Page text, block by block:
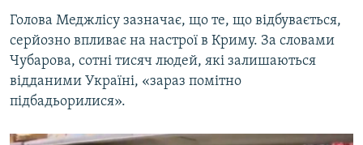
Голова Меджлісу зазначає, що те, що відбувається,
серйозно впливає на настрої в Криму. За словами
Чубарова, сотні тисяч людей, які залишаються
відданими Україні, «зараз помітно
підбадьорилися».